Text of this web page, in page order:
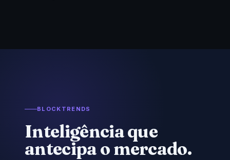
BLOCKTRENDS
Inteligência que
antecipa o mercado.